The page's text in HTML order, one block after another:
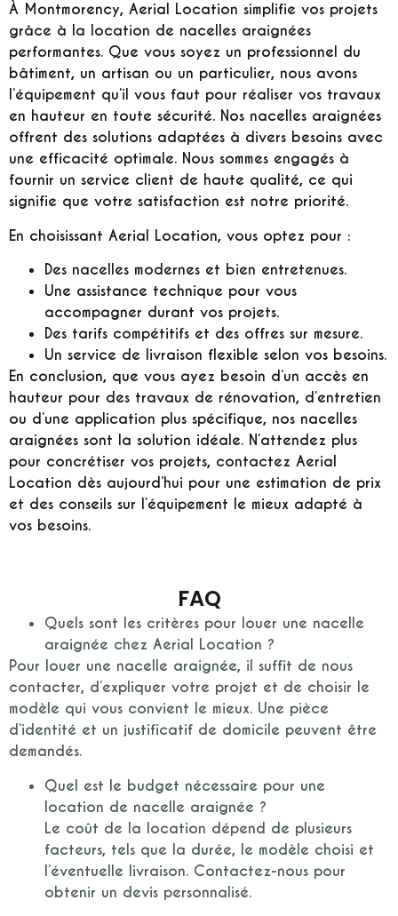
À Montmorency, Aerial Location simplifie vos projets
grâce à la location de nacelles araignées
performantes. Que vous soyez un professionnel du
bâtiment, un artisan ou un particulier, nous avons
l’équipement qu’il vous faut pour réaliser vos travaux
en hauteur en toute sécurité. Nos nacelles araignées
offrent des solutions adaptées à divers besoins avec
une efficacité optimale. Nous sommes engagés à
fournir un service client de haute qualité, ce qui
signifie que votre satisfaction est notre priorité.
En choisissant Aerial Location, vous optez pour :
Des nacelles modernes et bien entretenues.
Une assistance technique pour vous
accompagner durant vos projets.
Des tarifs compétitifs et des offres sur mesure.
Un service de livraison flexible selon vos besoins.
En conclusion, que vous ayez besoin d’un accès en
hauteur pour des travaux de rénovation, d’entretien
ou d’une application plus spécifique, nos nacelles
araignées sont la solution idéale. N’attendez plus
pour concrétiser vos projets, contactez Aerial
Location dès aujourd’hui pour une estimation de prix
et des conseils sur l’équipement le mieux adapté à
vos besoins.
FAQ
Quels sont les critères pour louer une nacelle
araignée chez Aerial Location ?
Pour louer une nacelle araignée, il suffit de nous
contacter, d’expliquer votre projet et de choisir le
modèle qui vous convient le mieux. Une pièce
d’identité et un justificatif de domicile peuvent être
demandés.
Quel est le budget nécessaire pour une
location de nacelle araignée ?
Le coût de la location dépend de plusieurs
facteurs, tels que la durée, le modèle choisi et
l’éventuelle livraison. Contactez-nous pour
obtenir un devis personnalisé.